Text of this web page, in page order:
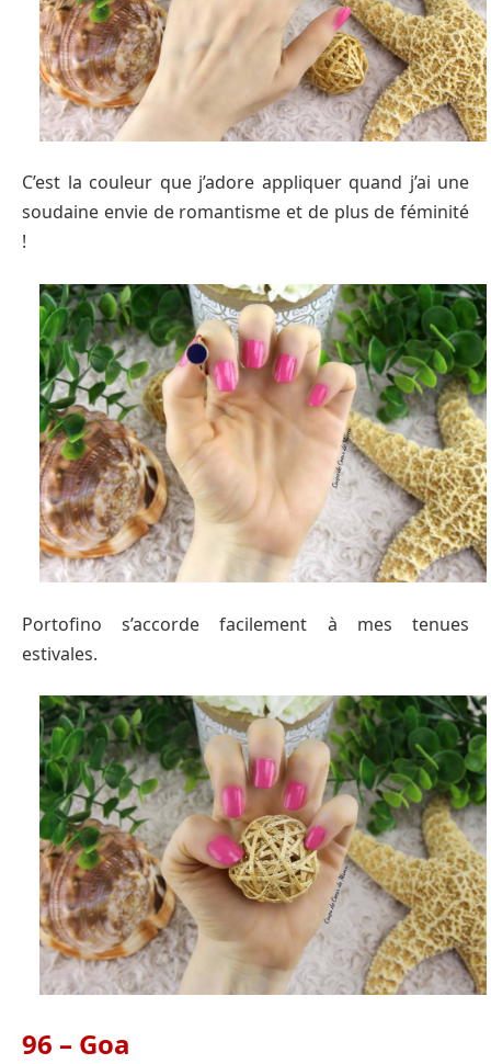
C’est la couleur que j’adore appliquer quand j’ai une
soudaine envie de romantisme et de plus de féminité
!
Portofino s’accorde facilement à mes tenues
estivales.
96 – Goa